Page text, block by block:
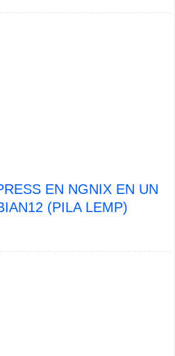
EN NGNIX EN UN
(PILA LEMP)